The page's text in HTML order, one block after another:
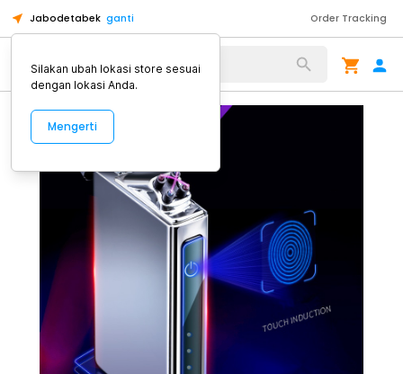
Jabodetabek ganti Order Tracking
Alat Kopi
Silakan ubah lokasi store sesuai
dengan lokasi Anda.
Mengerti